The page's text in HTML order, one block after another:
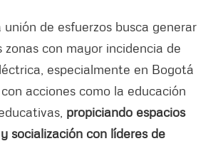
de esfuerzos busca generar
zonas con mayor incidencia de
especialmente en Bogotá
acciones como la educación
propiciando espacios
socialización con líderes de